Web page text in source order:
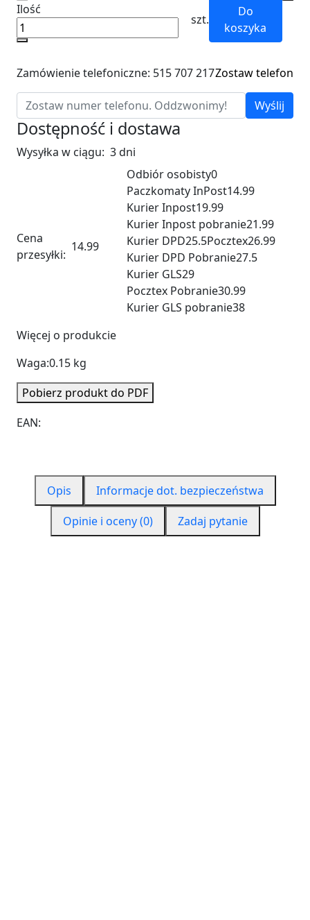
Ilość
szt.
Do
koszyka
Zamówienie telefoniczne: 515 707 217Zostaw telefon
Wyślij
Dostępność i dostawa
Wysyłka w ciągu: 3 dni
Cena
przesyłki:
14.99
Odbiór osobisty0
Paczkomaty InPost14.99
Kurier Inpost19.99
Kurier Inpost pobranie21.99
Kurier DPD25.5Pocztex26.99
Kurier DPD Pobranie27.5
Kurier GLS29
Pocztex Pobranie30.99
Kurier GLS pobranie38
Więcej o produkcie
Waga:0.15 kg
Pobierz produkt do PDF
EAN:
Opis
Informacje dot. bezpieczeństwa
Opinie i oceny (0)
Zadaj pytanie